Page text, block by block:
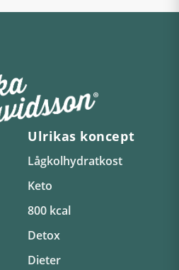
Ulrikas koncept
Lågkolhydratkost
Keto
800 kcal
Detox
Dieter